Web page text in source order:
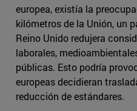
europea, existía la
kilómetros de la Unión, un
Reino Unido redujera
laborales,
públicas. Esto podría
europeas decidieran
reducción de estándares.